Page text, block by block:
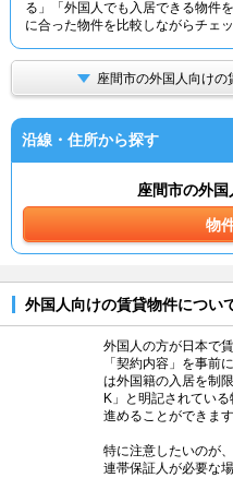
る」「外国人でも入居できる物件
に合った物件を比較しながらチェ
座間市の外国人向けの
沿線・住所から探す
座間市の外
物
外国人向けの賃貸物件につい
外国人の方が日本で
「契約内容」を事前
は外国籍の入居を制
K」と明記されてい
進めることができます
特に注意したいのが
連帯保証人が必要な